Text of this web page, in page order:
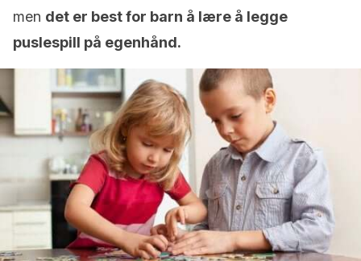
men det er best for barn å lære å legge
puslespill på egenhånd.